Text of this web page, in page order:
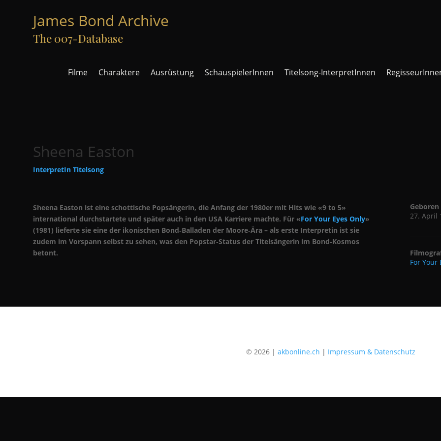
James Bond Archive
The 007-Database
Filme Charaktere Ausrüstung SchauspielerInnen Titelsong-InterpretInnen
Sheena Easton
InterpretIn Titelsong
Sheena Easton ist eine schottische Popsängerin, die Anfang der 1980er mit Hits wie «9 to 5»
international durchstartete und später auch in den USA Karriere machte. Für «For Your Eyes Only»
(1981) lieferte sie eine der ikonischen Bond‑Balladen der Moore‑Ära – als erste Interpretin ist sie
zudem im Vorspann selbst zu sehen, was den Popstar‑Status der Titelsängerin im Bond‑Kosmos
betont.
Geboren
27. April
For Your
© 2026 | akbonline.ch | Impressum & Datenschutz